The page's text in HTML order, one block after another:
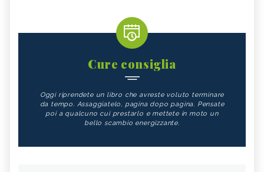
Cure consiglia
Oggi riprendete un libro che avreste voluto terminare
da tempo. Assaggiatelo, pagina dopo pagina. Pensate
poi a qualcuno cui prestarlo e mettete in moto un
bello scambio energizzante.